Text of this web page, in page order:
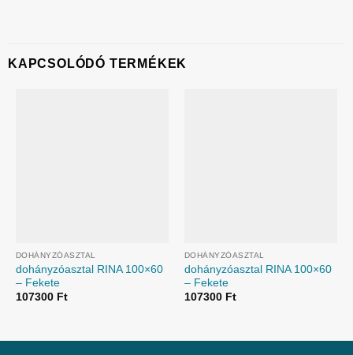
KAPCSOLÓDÓ TERMÉKEK
DOHÁNYZÓASZTAL
dohányzóasztal RINA 100×60
– Fekete
107300 Ft
DOHÁNYZÓASZTAL
dohányzóasztal RINA 100×60
– Fekete
107300 Ft